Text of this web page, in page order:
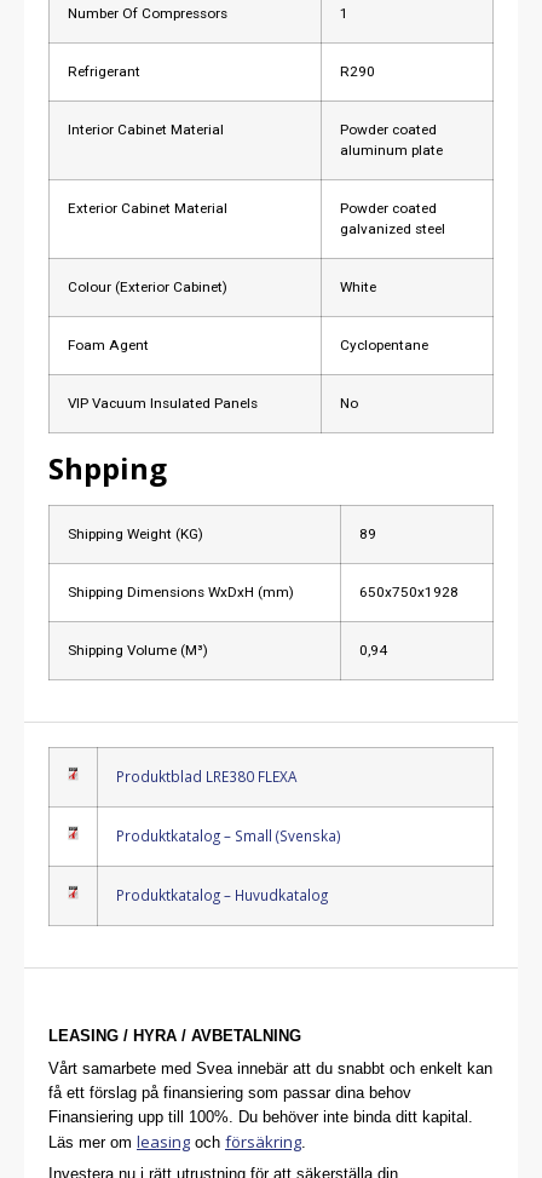
Number Of Compressors 1
Refrigerant R290
Interior Cabinet Material
Powder coated
aluminum plate
Exterior Cabinet Material
Powder coated
galvanized steel
Colour (Exterior Cabinet) White
Foam Agent Cyclopentane
VIP Vacuum Insulated Panels No
Shpping
Shipping Weight (KG) 89
Shipping Dimensions WxDxH (mm) 650x750x1928
Shipping Volume (M³) 0,94
Produktblad LRE380 FLEXA
Produktkatalog – Small (Svenska)
Produktkatalog – Huvudkatalog
LEASING / HYRA / AVBETALNING
Vårt samarbete med Svea innebär att du snabbt och enkelt kan
få ett förslag på finansiering som passar dina behov
Finansiering upp till 100%. Du behöver inte binda ditt kapital.
Läs mer om leasing och försäkring
Investera nu i rätt utrustning för att säkerställa din